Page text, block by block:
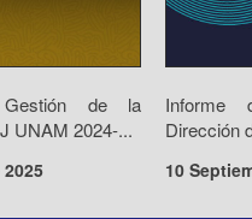
de la
UNAM 2024-...
Informe
Dirección
10